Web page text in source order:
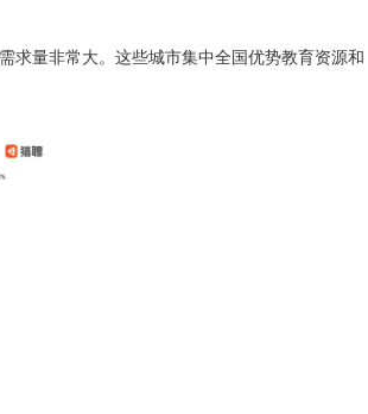
求量非常大。这些城市集中全国优势教育资源和